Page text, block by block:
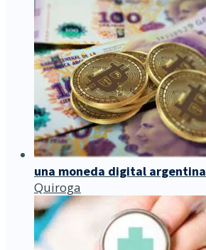
una moneda digital argentina
Quiroga